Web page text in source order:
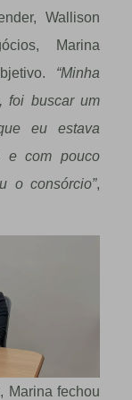
Wallison
Marina
“Minha
foi buscar um
eu estava
e com pouco
o consórcio”,
Marina fechou